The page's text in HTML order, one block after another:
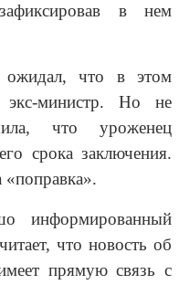
в нем
ожидал, что в этом
экс-министр. Но не
что уроженец
срока заключения.
информированный
что новость об
прямую связь с